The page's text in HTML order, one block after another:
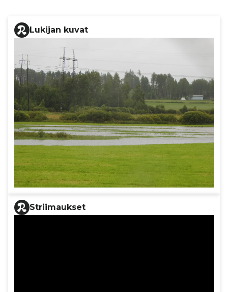
Lukijan kuvat
Striimaukset